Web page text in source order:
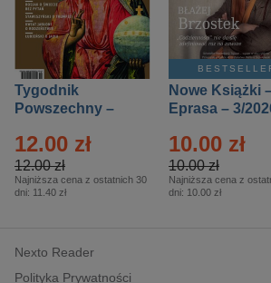
Tygodnik
Powszechny –
12.00 zł
12.00 zł
Najniższa cena z ostatnich 30
dni: 11.40 zł
Nowe Książki
Eprasa – 3/
10.00 zł
10.00 zł
Najniższa cena z
dni: 10.00 zł
Nexto Reader
Polityka Prywatności